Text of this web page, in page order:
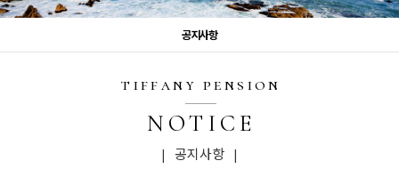
공지사항
tiffany pension
NOTICE
| 공지사항 |